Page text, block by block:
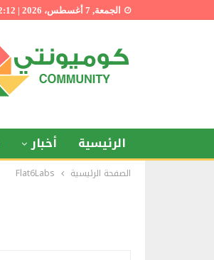
الجمعة, 7 أغسطس، 2026 | 12:12 ص
الرئيسية أخبار
الصفحة الرئيسية Flat6Labs